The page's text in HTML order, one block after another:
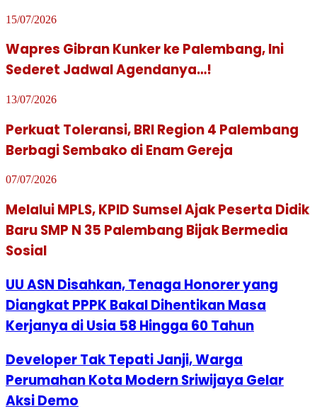
15/07/2026
Wapres Gibran Kunker ke Palembang, Ini
Sederet Jadwal Agendanya…!
13/07/2026
Perkuat Toleransi, BRI Region 4 Palembang
Berbagi Sembako di Enam Gereja
07/07/2026
Melalui MPLS, KPID Sumsel Ajak Peserta Didik
Baru SMP N 35 Palembang Bijak Bermedia
Sosial
UU ASN Disahkan, Tenaga Honorer yang
Diangkat PPPK Bakal Dihentikan Masa
Kerjanya di Usia 58 Hingga 60 Tahun
Developer Tak Tepati Janji, Warga
Perumahan Kota Modern Sriwijaya Gelar
Aksi Demo